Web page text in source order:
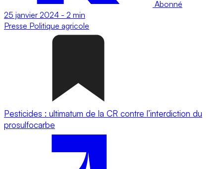
Abonné
25 janvier 2024 - 2 min
Presse Politique agricole
Pesticides : ultimatum de la CR contre l’interdiction du
prosulfocarbe